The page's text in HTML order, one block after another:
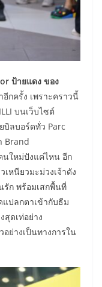
ป้ายแดง ของ
กครั้ง เพราะคราวนี้
บนเว็บไซต์
บิลบอร์ดทั่ว Parc
Brand
ใหม่ปังแค่ไหน อีก
หนียวมะม่วงเจ้าดัง
รัก พร้อมเสกพื้นที่
แปลกตาเข้ากับธีม
ดเท่อย่าง
ย่างเป็นทางการใน